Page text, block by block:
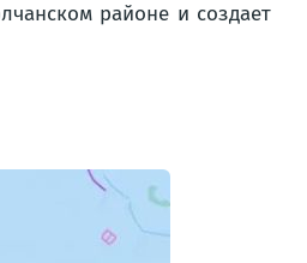
районе и создает